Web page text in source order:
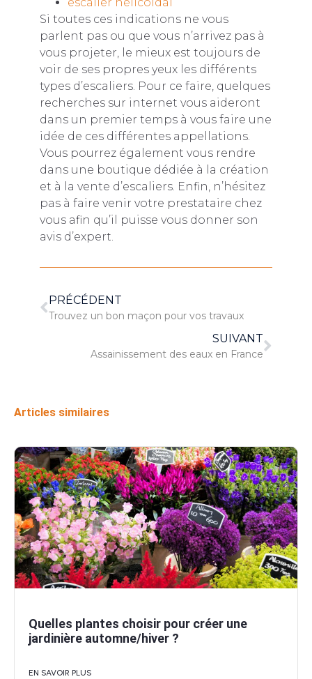
Si toutes ces indications ne vous
parlent pas ou que vous n’arrivez pas à
vous projeter, le mieux est toujours de
voir de ses propres yeux les différents
types d’escaliers. Pour ce faire, quelques
recherches sur internet vous aideront
dans un premier temps à vous faire une
idée de ces différentes appellations.
Vous pourrez également vous rendre
dans une boutique dédiée à la création
et à la vente d’escaliers. Enfin, n’hésitez
pas à faire venir votre prestataire chez
vous afin qu’il puisse vous donner son
avis d’expert.
PRÉCÉDENT
Trouvez un bon maçon pour vos travaux
SUIVANT
Assainissement des eaux en France
Articles similaires
Quelles plantes choisir pour créer une
jardinière automne/hiver ?
EN SAVOIR PLUS